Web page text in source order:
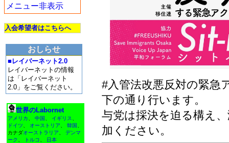
メニュー非表示
入会希望者はこちらへ
おしらせ
■レイバーネット2.0
レイバーネットの情報
は「レイバーネット
2.0」をご覧ください。
世界のLabornet
アメリカ 中国 イギリス
ドイツ
オーストリア 韓国
カナダオーストラリア
デンマ
ーク
トルコ 日本
#入管法改悪反対の緊急
下の通り行います。
与党は採決を迫る構え
加ください。